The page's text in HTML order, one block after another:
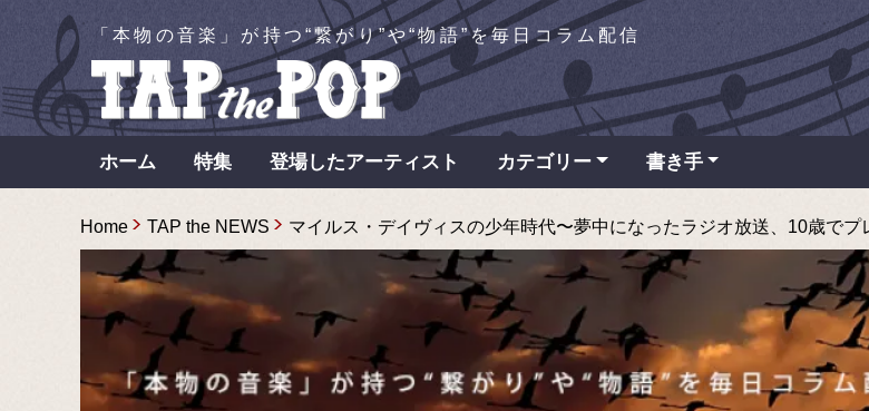
「本物の音楽」が持つ“繋がり”や“物語”を毎日コラム配信
ホーム 特集 登場したアーティスト カテゴリー 書き手
Home TAP the NEWS マイルス・デイヴィスの少年時代〜夢中になったラジオ放送、10歳で